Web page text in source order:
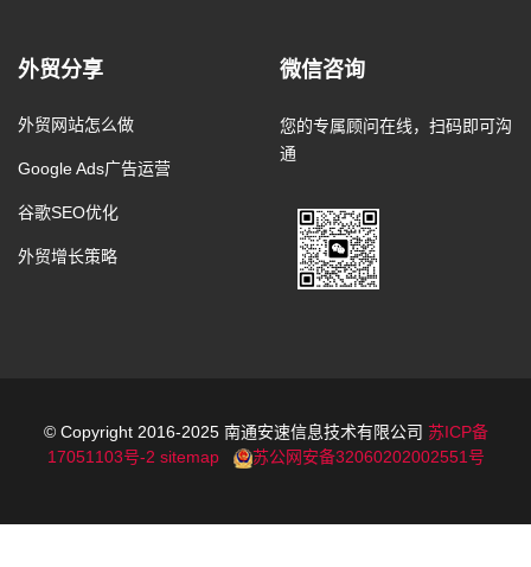
外贸分享
外贸网站怎么做
Google Ads广告运营
谷歌SEO优化
外贸增长策略
微信咨询
您的专属顾问在线，扫码即可沟
通
© Copyright 2016-2025 南通安速信息技术有限公司 苏ICP备
17051103号-2 sitemap 苏公网安备32060202002551号